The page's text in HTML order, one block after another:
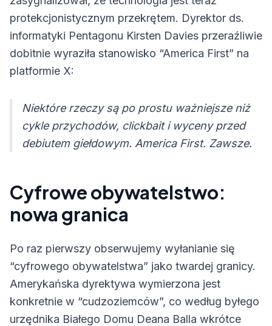
protekcjonistycznym przekrętem. Dyrektor ds.
informatyki Pentagonu Kirsten Davies przeraźliwie
dobitnie wyraziła stanowisko “America First” na
platformie X:
Niektóre rzeczy są po prostu ważniejsze niż
cykle przychodów, clickbait i wyceny przed
debiutem giełdowym. America First. Zawsze.
Cyfrowe obywatelstwo:
nowa granica
Po raz pierwszy obserwujemy wyłanianie się
“cyfrowego obywatelstwa” jako twardej granicy.
Amerykańska dyrektywa wymierzona jest
konkretnie w “cudzoziemców”, co według byłego
urzędnika Białego Domu Deana Balla wkrótce